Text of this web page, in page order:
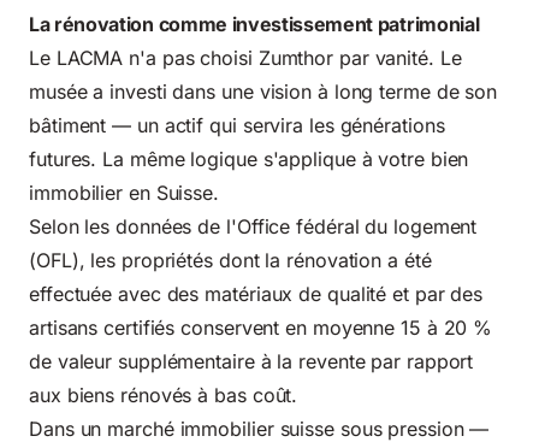
La rénovation comme investissement patrimonial
Le LACMA n'a pas choisi Zumthor par vanité. Le
musée a investi dans une vision à long terme de son
bâtiment — un actif qui servira les générations
futures. La même logique s'applique à votre bien
immobilier en Suisse.
Selon les données de l'Office fédéral du logement
(OFL), les propriétés dont la rénovation a été
effectuée avec des matériaux de qualité et par des
artisans certifiés conservent en moyenne 15 à 20 %
de valeur supplémentaire à la revente par rapport
aux biens rénovés à bas coût.
Dans un marché immobilier suisse sous pression —